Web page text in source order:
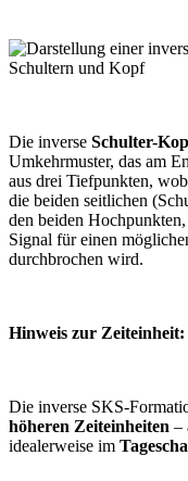
Die inverse Schulter-
Umkehrmuster, das am
aus drei Tiefpunkten,
die beiden seitlichen
den beiden
Signal für einen
durchbrochen wird.
Hinweis zur Zeiteinheit:
Die inverse SKS-
höheren Zeiteinheiten –
idealerweise im